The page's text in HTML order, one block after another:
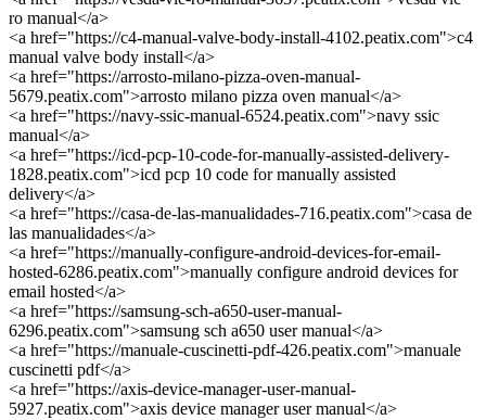
ro manual</a>
<a href="https://c4-manual-valve-body-install-4102.peatix.com">c4
manual valve body install</a>
<a href="https://arrosto-milano-pizza-oven-manual-
5679.peatix.com">arrosto milano pizza oven manual</a>
<a href="https://navy-ssic-manual-6524.peatix.com">navy ssic
manual</a>
<a href="https://icd-pcp-10-code-for-manually-assisted-delivery-
1828.peatix.com">icd pcp 10 code for manually assisted
delivery</a>
<a href="https://casa-de-las-manualidades-716.peatix.com">casa de
las manualidades</a>
<a href="https://manually-configure-android-devices-for-email-
hosted-6286.peatix.com">manually configure android devices for
email hosted</a>
<a href="https://samsung-sch-a650-user-manual-
6296.peatix.com">samsung sch a650 user manual</a>
<a href="https://manuale-cuscinetti-pdf-426.peatix.com">manuale
cuscinetti pdf</a>
<a href="https://axis-device-manager-user-manual-
5927.peatix.com">axis device manager user manual</a>